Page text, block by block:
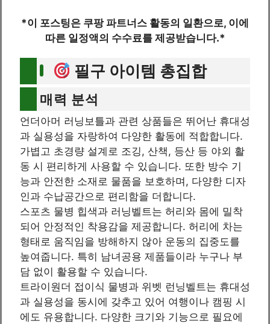
*이 포스팅은 쿠팡 파트너스 활동의 일환으로, 이에
따른 일정액의 수수료를 제공받습니다.*
필구 아이템 총집합
매력 분석
언더아머 러닝보틀과 관련 상품들은 뛰어난 휴대성
과 실용성을 자랑하여 다양한 활동에 적합합니다.
가볍고 초경량 설계로 조깅, 산책, 등산 등 야외 활
동 시 편리하게 사용할 수 있습니다. 또한 방수 기
능과 안전한 소재로 물품을 보호하며, 다양한 디자
인과 수납공간으로 편리함을 더합니다.
스포츠 물병 힙색과 러닝벨트는 허리와 몸에 밀착
되어 안정적인 착용감을 제공합니다. 허리에 차는
형태로 움직임을 방해하지 않아 운동의 집중도를
높여줍니다. 특히 남녀공용 제품들이라 누구나 부
담 없이 활용할 수 있습니다.
트라이원더 접이식 물병과 위벳 런닝벨트는 휴대성
과 실용성을 동시에 갖추고 있어 여행이나 캠핑 시
에도 유용합니다. 다양한 크기와 기능으로 필요에